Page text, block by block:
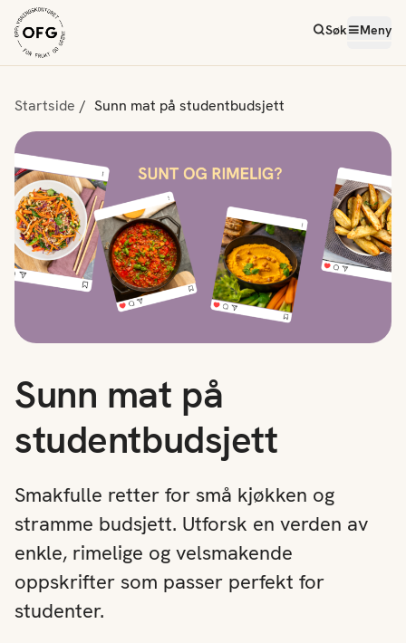
Søk Meny
Startside Sunn mat på studentbudsjett
Sunn mat på
studentbudsjett
Smakfulle retter for små kjøkken og
stramme budsjett. Utforsk en verden av
enkle, rimelige og velsmakende
oppskrifter som passer perfekt for
studenter.